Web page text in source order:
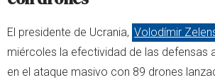
El presidente de Ucrania, Volodímir
miércoles la efectividad de las defensas
en el ataque masivo con 89 drones